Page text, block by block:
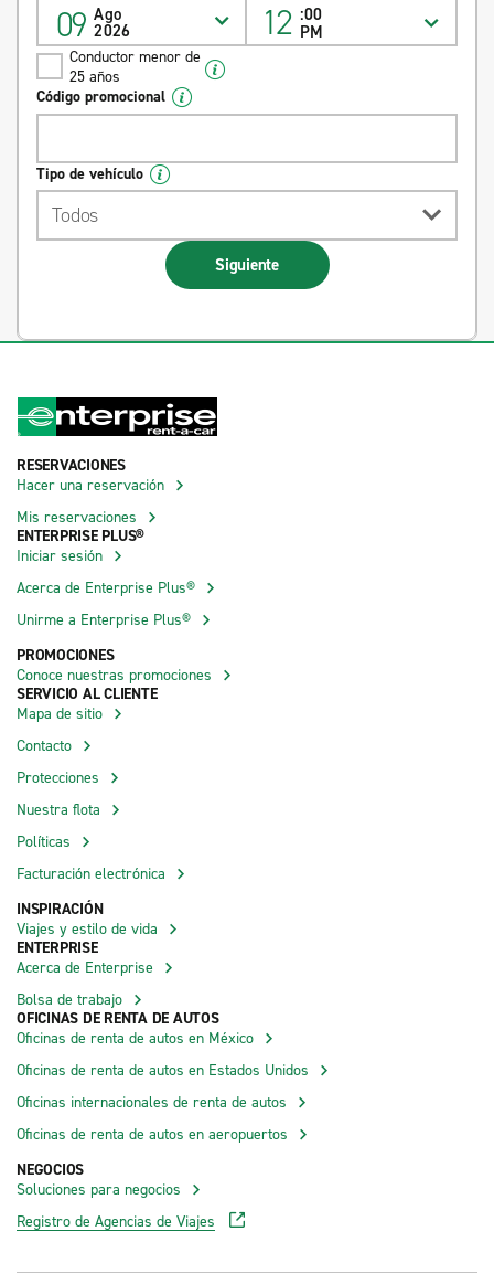
09 Ago
2026 12 :00
PM
Conductor menor de
25 años
Código promocional
Tipo de vehículo
Todos
Siguiente
RESERVACIONES
Hacer una reservación
Mis reservaciones
ENTERPRISE PLUS®
Iniciar sesión
Acerca de Enterprise Plus®
Unirme a Enterprise Plus®
PROMOCIONES
Conoce nuestras promociones
SERVICIO AL CLIENTE
Mapa de sitio
Contacto
Protecciones
Nuestra flota
Políticas
Facturación electrónica
INSPIRACIÓN
Viajes y estilo de vida
ENTERPRISE
Acerca de Enterprise
Bolsa de trabajo
OFICINAS DE RENTA DE AUTOS
Oficinas de renta de autos en México
Oficinas de renta de autos en Estados Unidos
Oficinas internacionales de renta de autos
Oficinas de renta de autos en aeropuertos
NEGOCIOS
Soluciones para negocios
Registro de Agencias de Viajes